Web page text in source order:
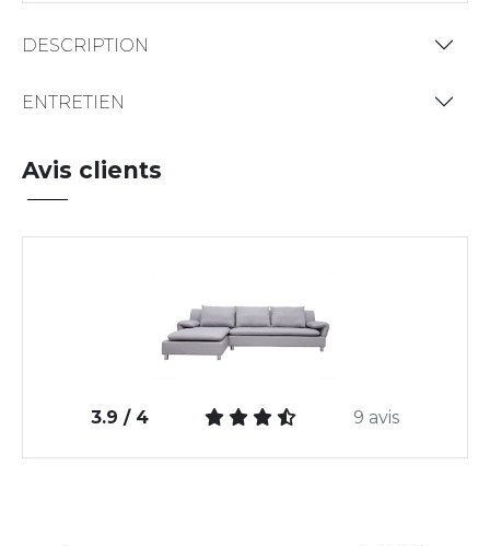
DESCRIPTION
ENTRETIEN
Avis clients
3.9 / 4 9 avis